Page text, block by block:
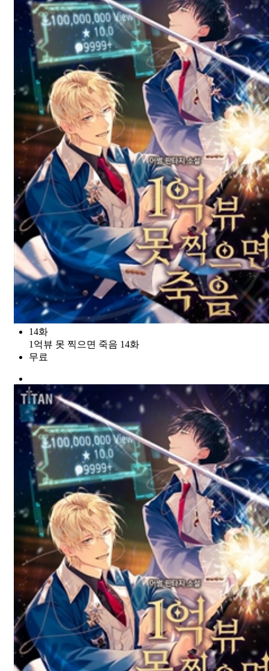
14화
1억뷰 못 찍으면 죽음 14화
무료